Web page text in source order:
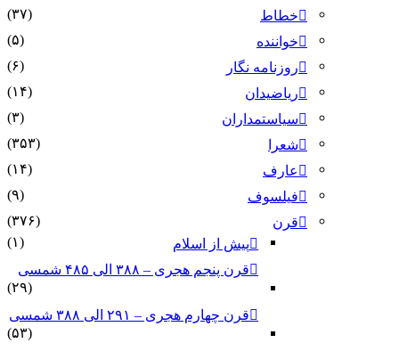
خطاط
(۳۷)
خواننده
(۵)
روزنامه نگار
(۶)
ریاضیدان
(۱۴)
سیاستمداران
(۳)
شعرا
(۳۵۳)
عارف
(۱۴)
فیلسوف
(۹)
قرن
(۳۷۶)
پیش از اسلام
(۱)
قرن پنجم هجری – ۳۸۸ الی ۴۸۵ شمسی
(۲۹)
قرن چهارم هجری – ۲۹۱ الی ۳۸۸ شمسی
(۵۳)